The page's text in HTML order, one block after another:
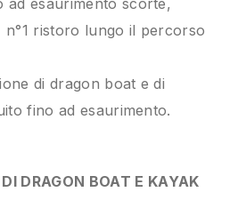
ad esaurimento scorte,
n°1 ristoro lungo il percorso
di dragon boat e di
fino ad esaurimento.
DRAGON BOAT E KAYAK